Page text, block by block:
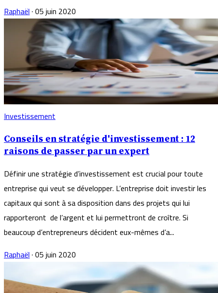
Raphaël·05 juin 2020
Investissement
Conseils en stratégie d'investissement : 12
raisons de passer par un expert
Définir une stratégie d’investissement est crucial pour toute
entreprise qui veut se développer. L’entreprise doit investir les
capitaux qui sont à sa disposition dans des projets qui lui
rapporteront de l’argent et lui permettront de croître. Si
beaucoup d’entrepreneurs décident eux-mêmes d’a...
Raphaël·05 juin 2020